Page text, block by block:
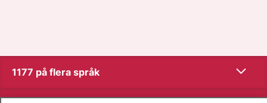
1177 på flera språk Visa
Visa